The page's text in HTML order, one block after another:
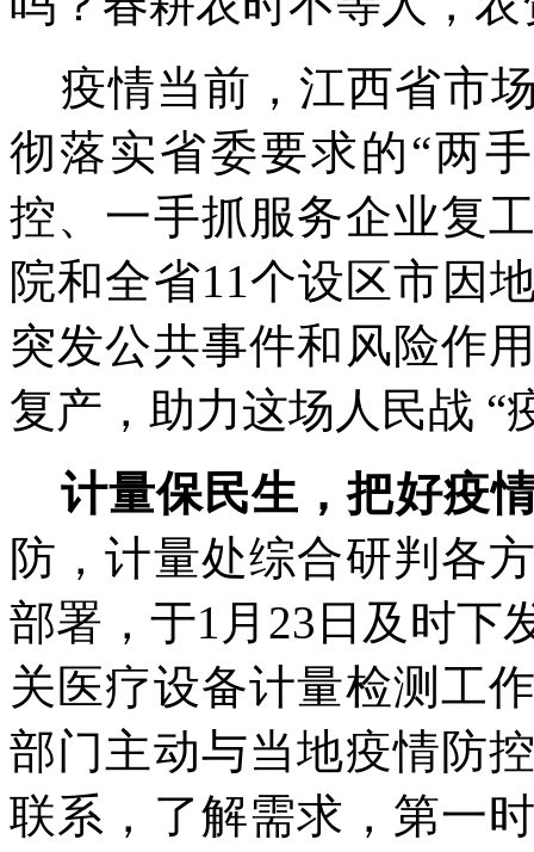
疫情当前，江西省市
彻落实省委要求的“两
控、一手抓服务企业复
院和全省11个设区市因
突发公共事件和风险作
复产，助力这场人民战 “
计量保民生，把好疫
防，计量处综合研判各
部署，于1 月 23 日及时下
关医疗设备计量检测工
部门主动与当地疫情防
联系，了解需求，第一